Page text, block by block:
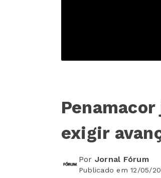
exigir
Por Jornal Fórum
Publicado em 12/05/